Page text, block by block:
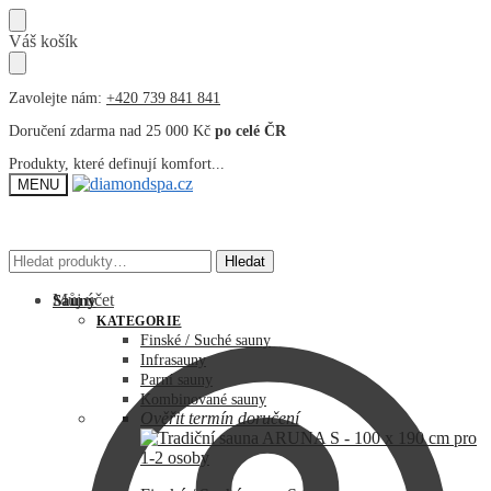
Přeskočit
na
navigaci
Přeskočit
na
obsah
Váš košík
Zavolejte nám: +420 739 841 841
Doručení zdarma nad 25 000 Kč po celé ČR
Produkty, které definují komfort...
MENU
Hledat: Hledat
Můj účet
Hledat: Hledat
Sauny
KATEGORIE
Finské / Suché sauny
Infrasauny
Parní sauny
Kombinované sauny
Ověřit termín doručení